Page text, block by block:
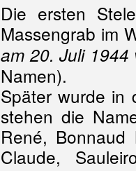
Die ersten
Massengrab im
am 20. Juli
Namen).
Später wurde in
stehen die
René, Bonnaud
Claude,